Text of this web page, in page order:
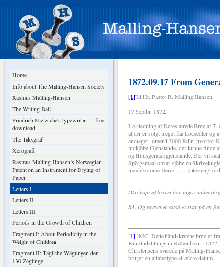
Home
Info about The Malling-Hansen Society
Rasmus Malling-Hansen
The Writing Ball
Friedrich Nietzsche's typewriter ----free
download----
The Takygraf
Xerografi
Rasmus Malling-Hansen’s Norwegian
Patent on an Instrument for Drying of
Paper.
Letters I
Letters II
Letters III
Periods in the Growth of Children
Fragment I: About Periodicity in the
Weight of Children
Fragment II: Tägliche Wägungen der
130 Zöglinge
1872.09.17 From
[1]Til Hr. Pastor R. Malling Hansen
17 Septbr. 1872.
I Anledning af Deres ærede Brev af 7.
at der er solgt meget faa Lodsedler og
andrager omend 3000 Rdlr., hvorfor
indkjöbe Gjenstande, der kunne finde
og Huusgeraadsgjenstande. Der vil
Spörgsmaal om at kjöbe en
imödekomme Deres ........(ulæseligt
(Vor kopi af brevet har ingen
SA: Og brevet er altså et svar på en
[1] JMC: Dette håndskrevne brev er
Kunstudstillingen i København i
Christensens svarede på Malling-
bruger en alfabettype af ældre datum.